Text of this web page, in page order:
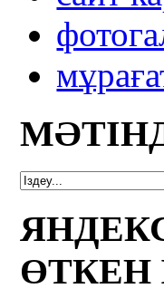
ӨТКЕН